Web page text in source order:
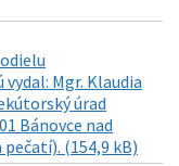
Mgr. Klaudia
úrad
Bánovce nad
(154,9 kB)